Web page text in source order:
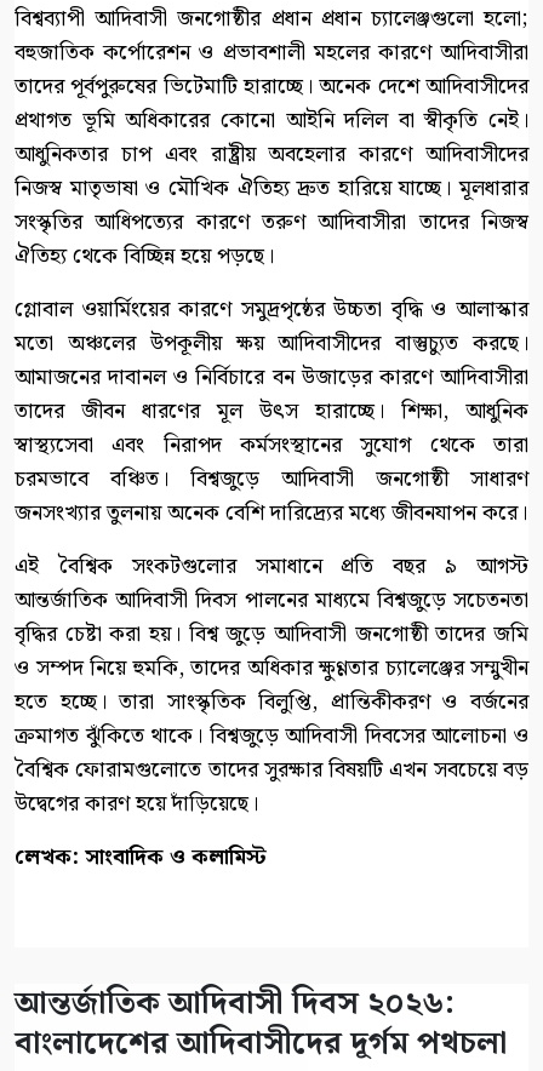
বিশ্বব্যাপী আদিবাসী জনগোষ্ঠীর প্রধান প্রধান চ্যালেঞ্জগুলো হলো;
বহুজাতিক কর্পোরেশন ও প্রভাবশালী মহলের কারণে আদিবাসীরা
তাদের পূর্বপুরুষের ভিটেমাটি হারাচ্ছে। অনেক দেশে আদিবাসীদের
প্রথাগত ভূমি অধিকারের কোনো আইনি দলিল বা স্বীকৃতি নেই।
আধুনিকতার চাপ এবং রাষ্ট্রীয় অবহেলার কারণে আদিবাসীদের
নিজস্ব মাতৃভাষা ও মৌখিক ঐতিহ্য দ্রুত হারিয়ে যাচ্ছে। মূলধারার
সংস্কৃতির আধিপত্যের কারণে তরুণ আদিবাসীরা তাদের নিজস্ব
ঐতিহ্য থেকে বিচ্ছিন্ন হয়ে পড়ছে।
গ্লোবাল ওয়ার্মিংয়ের কারণে সমুদ্রপৃষ্ঠের উচ্চতা বৃদ্ধি ও আলাস্কার
মতো অঞ্চলের উপকূলীয় ক্ষয় আদিবাসীদের বাস্তুচ্যুত করছে।
আমাজনের দাবানল ও নির্বিচারে বন উজাড়ের কারণে আদিবাসীরা
তাদের জীবন ধারণের মূল উৎস হারাচ্ছে। শিক্ষা, আধুনিক
স্বাস্থ্যসেবা এবং নিরাপদ কর্মসংস্থানের সুযোগ থেকে তারা
চরমভাবে বঞ্চিত। বিশ্বজুড়ে আদিবাসী জনগোষ্ঠী সাধারণ
জনসংখ্যার তুলনায় অনেক বেশি দারিদ্র্যের মধ্যে জীবনযাপন করে।
এই বৈশ্বিক সংকটগুলোর সমাধানে প্রতি বছর ৯ আগস্ট
আন্তর্জাতিক আদিবাসী দিবস পালনের মাধ্যমে বিশ্বজুড়ে সচেতনতা
বৃদ্ধির চেষ্টা করা হয়। বিশ্ব জুড়ে আদিবাসী জনগোষ্ঠী তাদের জমি
ও সম্পদ নিয়ে হুমকি, তাদের অধিকার ক্ষুণ্ণতার চ্যালেঞ্জের সম্মুখীন
হতে হচ্ছে। তারা সাংস্কৃতিক বিলুপ্তি, প্রান্তিকীকরণ ও বর্জনের
ক্রমাগত ঝুঁকিতে থাকে। বিশ্বজুড়ে আদিবাসী দিবসের আলোচনা ও
বৈশ্বিক ফোরামগুলোতে তাদের সুরক্ষার বিষয়টি এখন সবচেয়ে বড়
উদ্বেগের কারণ হয়ে দাঁড়িয়েছে।
লেখক: সাংবাদিক ও কলামিস্ট
আন্তর্জাতিক আদিবাসী দিবস ২০২৬:
বাংলাদেশের আদিবাসীদের দূর্গম পথচলা